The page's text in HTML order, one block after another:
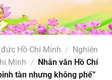
Hồ Chí Minh / Nghiên
Minh / Nhân văn Hồ Chí
tàn nhưng không phế”